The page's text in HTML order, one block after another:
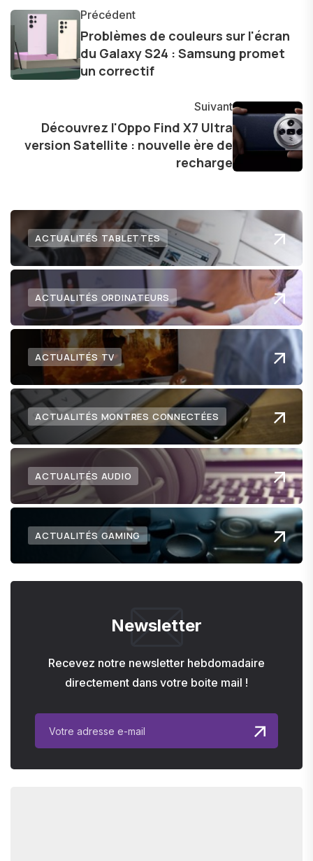
informations précises et pertinentes pour aider
les consommateurs à comprendre et à naviguer
dans le paysage technologique en constante
évolution.
Précédent
Problèmes de couleurs sur l'écran
du Galaxy S24 : Samsung promet
un correctif
Suivant
Découvrez l'Oppo Find X7 Ultra
version Satellite : nouvelle ère de
recharge
ACTUALITÉS TABLETTES
ACTUALITÉS ORDINATEURS
ACTUALITÉS TV
ACTUALITÉS MONTRES CONNECTÉES
ACTUALITÉS AUDIO
ACTUALITÉS GAMING
Newsletter
Recevez notre newsletter hebdomadaire
directement dans votre boite mail !